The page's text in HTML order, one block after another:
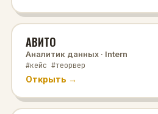
АВИТО
Аналитик данных· Intern
#кейс #теорвер
Открыть →